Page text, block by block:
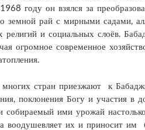
году он взялся за
земной рай с мирными садами,
религий и социальных слоёв.
огромное современное
стран приезжают к
поклонения Богу и участия
собираемый ими урожай
воодушевляет их и приносит